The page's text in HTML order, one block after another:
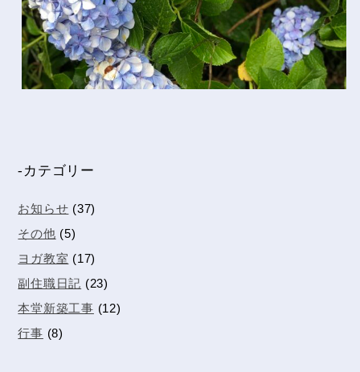
-カテゴリー
お知らせ (37)
その他 (5)
ヨガ教室 (17)
副住職日記 (23)
本堂新築工事 (12)
行事 (8)